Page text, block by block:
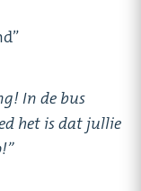
In de bus
het is dat jullie